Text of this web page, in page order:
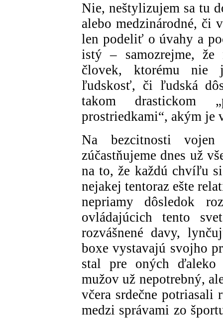
Nie, neštylizujem sa tu
alebo medzinárodné, či
len podeliť o úvahy a
istý – samozrejme,
človek, ktorému nie
ľudskosť, či ľudská
takom drastickom
prostriedkami“, akým je
Na bezcitnosti
zúčastňujeme dnes už
na to, že každú chvíľu
nejakej tentoraz ešte
nepriamy dôsledok
ovládajúcich tento
rozvášnené davy,
boxe vystavajú svojho
stal pre oných ďaleko
mužov už nepotrebný,
včera srdečne potriasali
medzi správami zo